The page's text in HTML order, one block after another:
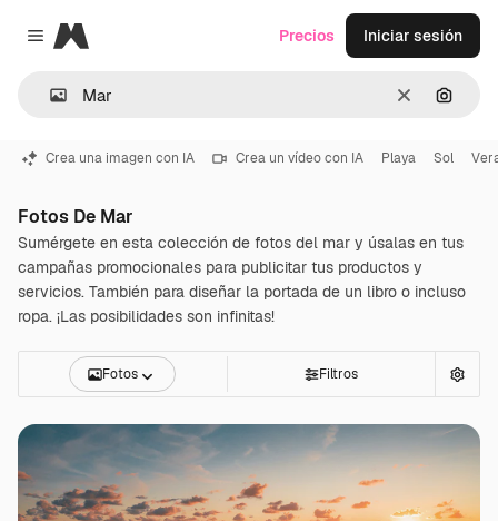
Close menu
Magnific
Borrar
Precios Iniciar sesión
Crea una imagen con IA Crea un vídeo con IA Playa Sol
Fotos De Mar
Sumérgete en esta colección de fotos del mar y úsalas en tus
campañas promocionales para publicitar tus productos y
servicios. También para diseñar la portada de un libro o incluso
ropa. ¡Las posibilidades son infinitas!
Fotos Filtros